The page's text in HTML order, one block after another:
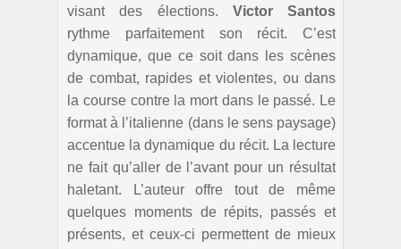
visant des élections. Victor Santos
rythme parfaitement son récit. C’est
dynamique, que ce soit dans les scènes
de combat, rapides et violentes, ou dans
la course contre la mort dans le passé. Le
format à l’italienne (dans le sens paysage)
accentue la dynamique du récit. La lecture
ne fait qu’aller de l’avant pour un résultat
haletant. L’auteur offre tout de même
quelques moments de répits, passés et
présents, et ceux-ci permettent de mieux